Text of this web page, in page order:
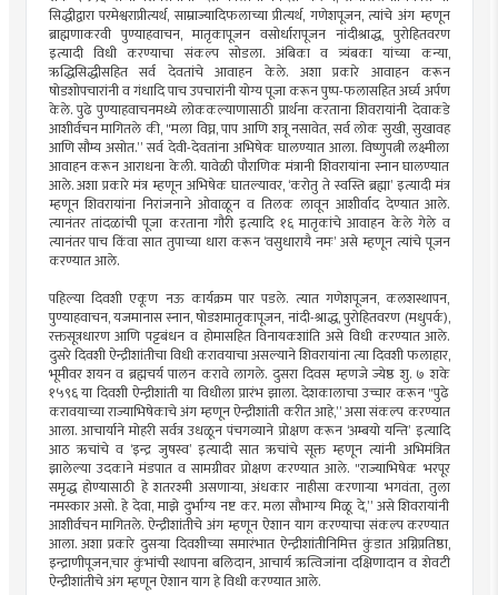
सिद्धीद्वारा परमेश्वराप्रीत्यर्थ, साम्राज्यादिफलाच्या प्रीत्यर्थ, गणेशपूजन, त्यांचे अंग म्हणून
ब्राह्मणाकरवी पुण्याहवाचन, मातृकापूजन वसोर्धारापूजन नांदीश्राद्ध, पुरोहितवरण
इत्यादी विधी करण्याचा संकल्प सोडला. अंबिका व त्र्यंबका यांच्या कन्या,
ऋद्धिसिद्धीसहित सर्व देवतांचे आवाहन केले. अशा प्रकारे आवाहन करून
षोडशोपचारांनी व गंधादि पाच उपचारांनी योग्य पूजा करून पुष्प-फलासहित अर्घ्य अर्पण
केले. पुढे पुण्याहवाचनमध्ये लोककल्याणासाठी प्रार्थना करताना शिवरायांनी देवाकडे
आशीर्वचन मागितले की, "मला विघ्न, पाप आणि शत्रू नसावेत, सर्व लोक सुखी, सुखावह
आणि सौम्य असोत.” सर्व देवी-देवतांना अभिषेक घालण्यात आला. विष्णुपत्नी लक्ष्मीला
आवाहन करून आराधना केली. यावेळी पौराणिक मंत्रानी शिवरायांना स्नान घालण्यात
आले. अशा प्रकारे मंत्र म्हणून अभिषेक घातल्यावर, ‘करोतु ते स्वस्ति ब्रह्मा’ इत्यादी मंत्र
म्हणून शिवरायांना निरांजनाने ओवाळून व तिलक लावून आशीर्वाद देण्यात आले.
त्यानंतर तांदळांची पूजा करताना गौरी इत्यादि १६ मातृकांचे आवाहन केले गेले व
त्यानंतर पाच किंवा सात तुपाच्या धारा करून ‘वसुधारायै नमः’ असे म्हणून त्यांचे पूजन
करण्यात आले.
पहिल्या दिवशी एकूण नऊ कार्यक्रम पार पडले. त्यात गणेशपूजन, कलशस्थापन,
पुण्याहवाचन, यजमानास स्नान, षोडशमातृकापूजन, नांदी-श्राद्ध, पुरोहितवरण (मधुपर्क),
रक्तसूत्रधारण आणि पट्टबंधन व होमासहित विनायकशांति असे विधी करण्यात आले.
दुसरे दिवशी ऐन्द्रीशांतीचा विधी करावयाचा असल्याने शिवरायांना त्या दिवशी फलाहार,
भूमीवर शयन व ब्रह्मचर्य पालन करावे लागले. दुसरा दिवस म्हणजे ज्येष्ठ शु. ७ शके
१५९६ या दिवशी ऐन्द्रीशांती या विधीला प्रारंभ झाला. देशकालाचा उच्चार करून "पुढे
करावयाच्या राज्याभिषेकाचे अंग म्हणून ऐन्द्रीशांती करीत आहे,” असा संकल्प करण्यात
आला. आचार्याने मोहरी सर्वत्र उधळून पंचगव्याने प्रोक्षण करून ‘अम्बयो यन्ति’ इत्यादि
आठ ऋचांचे व ‘इन्द्र जुषस्व’ इत्यादी सात ऋचांचे सूक्त म्हणून त्यांनी अभिमंत्रित
झालेल्या उदकाने मंडपात व सामग्रीवर प्रोक्षण करण्यात आले. "राज्याभिषेक भरपूर
समृद्ध होण्यासाठी हे शतरश्मी असणार्‍या, अंधकार नाहीसा करणार्‍या भगवंता, तुला
नमस्कार असो. हे देवा, माझे दुर्भाग्य नष्ट कर. मला सौभाग्य मिळू दे,” असे शिवरायांनी
आशीर्वचन मागितले. ऐन्द्रीशांतीचे अंग म्हणून ऐशान याग करण्याचा संकल्प करण्यात
आला. अशा प्रकारे दुसर्‍या दिवशीच्या समारंभात ऐन्द्रीशांतीनिमित्त कुंडात अग्निप्रतिष्ठा,
इन्द्राणीपूजन,चार कुंभांची स्थापना बलिदान, आचार्य ऋत्विजांना दक्षिणादान व शेवटी
ऐन्द्रीशांतीचे अंग म्हणून ऐशान याग हे विधी करण्यात आले.